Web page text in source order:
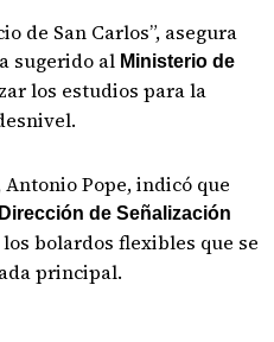
de San Carlos”, asegura
sugerido al Ministerio de
los estudios para la
Pope, indicó que
Dirección de Señalización
bolardos flexibles que se
principal.